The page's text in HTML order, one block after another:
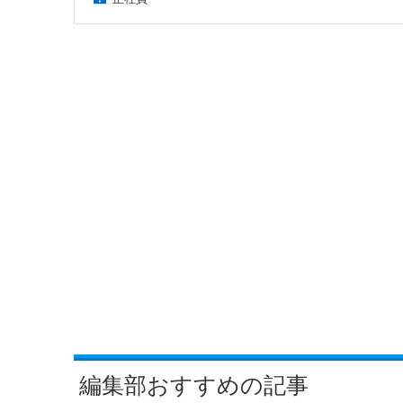
編集部おすすめの記事